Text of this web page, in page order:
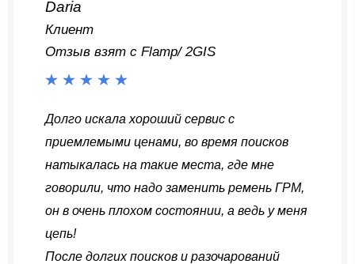
Daria
Клиент
Отзыв взят с Flamp/ 2GIS
Долго искала хороший сервис с
приемлемыми ценами, во время поисков
натыкалась на такие места, где мне
говорили, что надо заменить ремень ГРМ,
он в очень плохом состоянии, а ведь у меня
цепь!
После долгих поисков и разочарований